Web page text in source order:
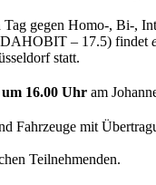
gegen Homo-, Bi-,
– 17.5) findet
statt.
16.00 Uhr am
Fahrzeuge mit
Teilnehmenden.